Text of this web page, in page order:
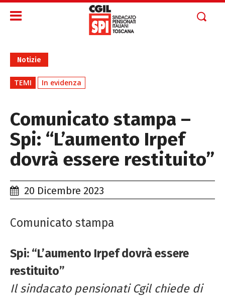
Notizie
TEMI In evidenza
Comunicato stampa –
Spi: “L’aumento Irpef
dovrà essere restituito”
20 Dicembre 2023
Comunicato stampa
Spi: “L’aumento Irpef dovrà essere
restituito”
Il sindacato pensionati Cgil chiede di